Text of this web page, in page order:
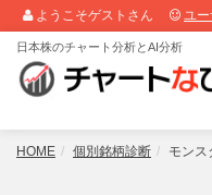
ようこそゲストさん ユ
日本株のチャート分析とAI分析
HOME 個別銘柄診断 モンス